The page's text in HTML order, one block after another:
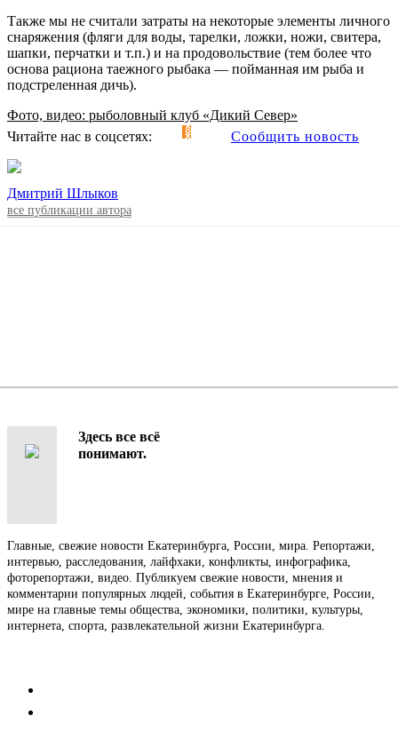
Также мы не считали затраты на некоторые элементы личного
снаряжения (фляги для воды, тарелки, ложки, ножи, свитера,
шапки, перчатки и т.п.) и на продовольствие (тем более что
основа рациона таежного рыбака — пойманная им рыба и
подстреленная дичь).
Фото, видео: рыболовный клуб «Дикий Север»
Читайте нас в соцсетях:
Сообщить новость
Дмитрий Шлыков
все публикации автора
Здесь все всё
понимают.
Главные, свежие новости Екатеринбурга, России, мира. Репортажи,
интервью, расследования, лайфхаки, конфликты, инфографика,
фоторепортажи, видео. Публикуем свежие новости, мнения и
комментарии популярных людей, события в Екатеринбурге, России,
мире на главные темы общества, экономики, политики, культуры,
интернета, спорта, развлекательной жизни Екатеринбурга.